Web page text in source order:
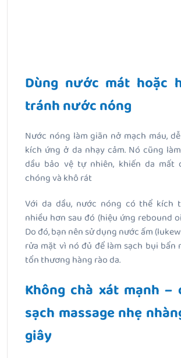
Dùng nước mát hoặc
tránh nước nóng
Nước nóng làm giãn nở mạch máu,
kích ứng ở da nhạy cảm. Nó cũng
dầu bảo vệ tự nhiên, khiến da mất
chóng và khô rát
Với da dầu, nước nóng có thể kích
nhiều hơn sau đó (hiệu ứng rebound
Do đó, bạn nên sử dụng nước ấm
rửa mặt vì nó đủ để làm sạch bụi bẩn
tổn thương hàng rào da.
Không chà xát mạnh –
sạch massage nhẹ
giây